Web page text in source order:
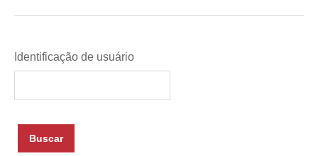
Identificação de usuário